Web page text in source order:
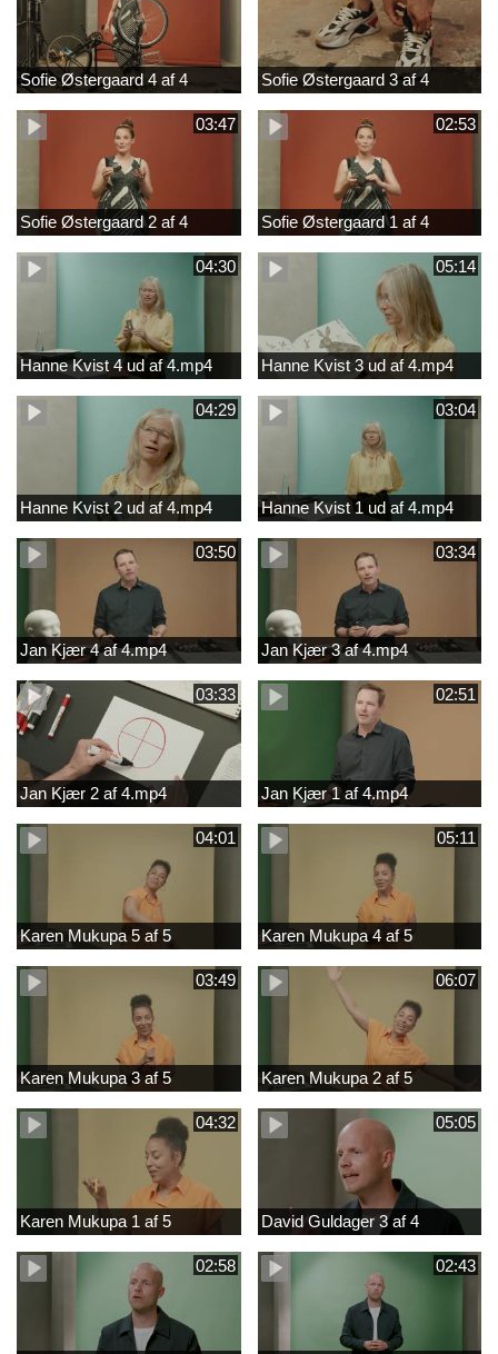
Sofie Østergaard 4 af 4 Sofie Østergaard 3 af 4
03:47
Sofie Østergaard 2 af 4
02:53
Sofie Østergaard 1 af 4
04:30
Hanne Kvist 4 ud af 4.mp4
05:14
Hanne Kvist 3 ud af 4.mp4
04:29
Hanne Kvist 2 ud af 4.mp4
03:04
Hanne Kvist 1 ud af 4.mp4
03:50
Jan Kjær 4 af 4.mp4
03:34
Jan Kjær 3 af 4.mp4
03:33
Jan Kjær 2 af 4.mp4
02:51
Jan Kjær 1 af 4.mp4
04:01
Karen Mukupa 5 af 5
05:11
Karen Mukupa 4 af 5
03:49
Karen Mukupa 3 af 5
06:07
Karen Mukupa 2 af 5
04:32
Karen Mukupa 1 af 5
05:05
David Guldager 3 af 4
02:58 02:43